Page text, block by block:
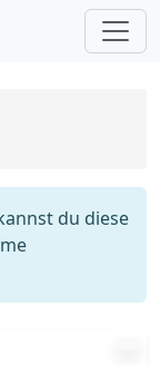
du diese